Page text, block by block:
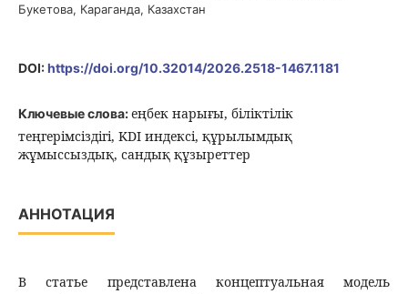
Букетова, Караганда, Казахстан
DOI:https://doi.org/10.32014/2026.2518-1467.1181
Ключевые слова:еңбек нарығы, біліктілік
теңгерімсіздігі, KDI индексі, құрылымдық
жұмыссыздық, сандық құзыреттер
АННОТАЦИЯ
В статье представлена концептуальная модель